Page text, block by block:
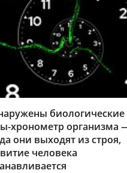
биологические
хронометр организма
они выходят из строя,
человека